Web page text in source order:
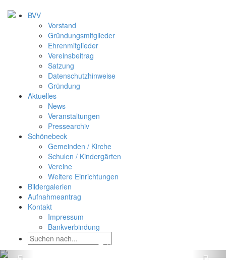
BVV
Vorstand
Gründungsmitglieder
Ehrenmitglieder
Vereinsbeitrag
Satzung
Datenschutzhinweise
Gründung
Aktuelles
News
Veranstaltungen
Pressearchiv
Schönebeck
Gemeinden / Kirche
Schulen / Kindergärten
Vereine
Weitere Einrichtungen
Bildergalerien
Aufnahmeantrag
Kontakt
Impressum
Bankverbindung